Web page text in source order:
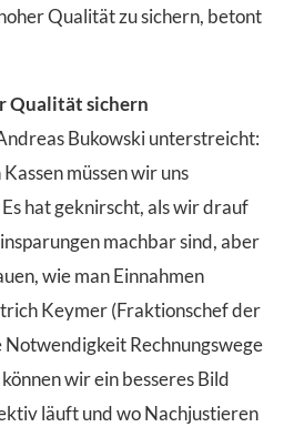
Qualität zu sichern, betont
Qualität sichern
Bukowski unterstreicht:
müssen wir uns
hat geknirscht, als wir drauf
machbar sind, aber
wie man Einnahmen
Keymer (Fraktionschef der
Notwendigkeit Rechnungswege
wir ein besseres Bild
läuft und wo Nachjustieren